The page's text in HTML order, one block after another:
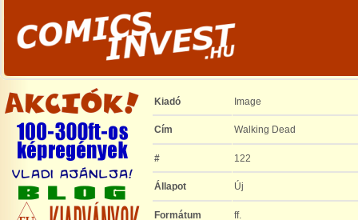
Kiadó Image
Cím Walking Dead
# 122
Állapot Új
Formátum ff.